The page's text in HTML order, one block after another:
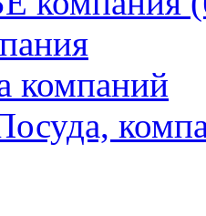
компаний